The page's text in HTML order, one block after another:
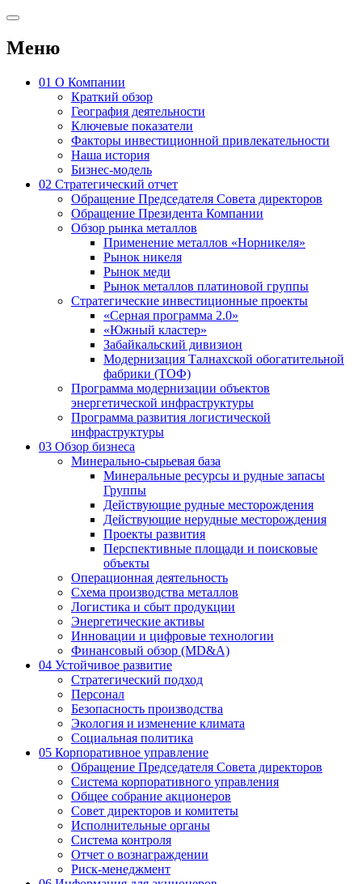
Меню
01 О Компании
Краткий обзор
География деятельности
Ключевые показатели
Факторы инвестиционной привлекательности
Наша история
Бизнес-модель
02 Стратегический отчет
Обращение Председателя Совета директоров
Обращение Президента Компании
Обзор рынка металлов
Применение металлов «Норникеля»
Рынок никеля
Рынок меди
Рынок металлов платиновой группы
Стратегические инвестиционные проекты
«Серная программа 2.0»
«Южный кластер»
Забайкальский дивизион
Модернизация Талнахской обогатительной
фабрики (ТОФ)
Программа модернизации объектов
энергетической инфраструктуры
Программа развития логистической
инфраструктуры
03 Обзор бизнеса
Минерально-сырьевая база
Минеральные ресурсы и рудные запасы
Группы
Действующие рудные месторождения
Действующие нерудные месторождения
Проекты развития
Перспективные площади и поисковые
объекты
Операционная деятельность
Схема производства металлов
Логистика и сбыт продукции
Энергетические активы
Инновации и цифровые технологии
Финансовый обзор (MD&A)
04 Устойчивое развитие
Стратегический подход
Персонал
Безопасность производства
Экология и изменение климата
Социальная политика
05 Корпоративное управление
Обращение Председателя Совета директоров
Система корпоративного управления
Общее собрание акционеров
Совет директоров и комитеты
Исполнительные органы
Система контроля
Отчет о вознаграждении
Риск-менеджмент